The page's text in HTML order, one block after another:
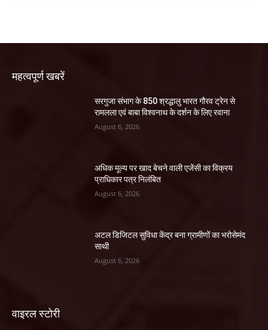
महत्वपूर्ण खबरें
सरगुजा संभाग के 850 श्रद्धालु भारत गौरव ट्रेन से
रामलला एवं बाबा विश्वनाथ के दर्शन के लिए रवाना
August 6, 2026
अधिक मूल्य पर खाद बेचने वाली एजेंसी का विक्रय
प्राधिकार पत्र निलंबित
August 6, 2026
अटल डिजिटल सुविधा केंद्र बना ग्रामीणों का भरोसेमंद
साथी
August 6, 2026
वाइरल स्टोरी